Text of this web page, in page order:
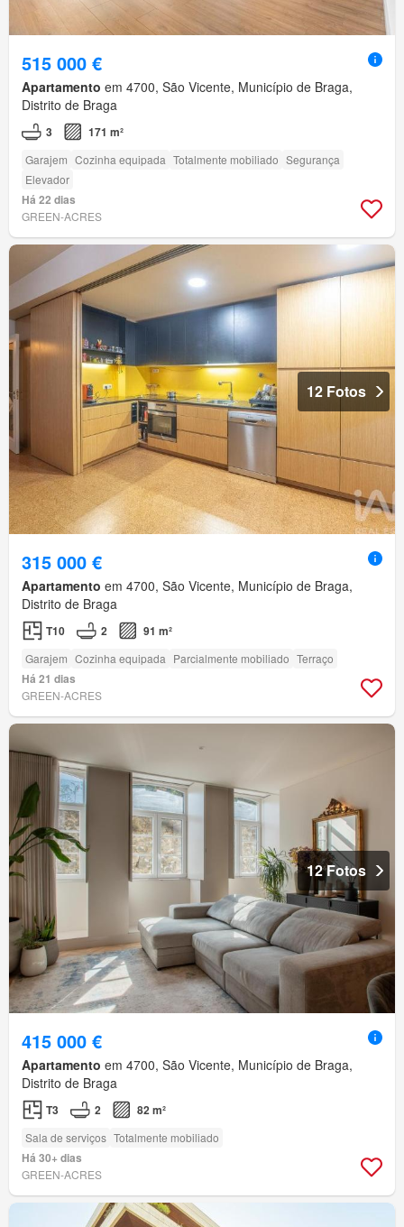
515 000 €
Apartamento em 4700, São Vicente, Município de Braga,
Distrito de Braga
3 171 m²
Garajem Cozinha equipada Totalmente mobiliado Segurança
Elevador
Há 22 dias
GREEN-ACRES
12 Fotos
315 000 €
Apartamento em 4700, São Vicente, Município de Braga,
Distrito de Braga
T10 2 91 m²
Garajem Cozinha equipada Parcialmente mobiliado Terraço
Há 21 dias
GREEN-ACRES
12 Fotos
415 000 €
Apartamento em 4700, São Vicente, Município de Braga,
Distrito de Braga
T3 2 82 m²
Sala de serviços Totalmente mobiliado
Há 30+ dias
GREEN-ACRES